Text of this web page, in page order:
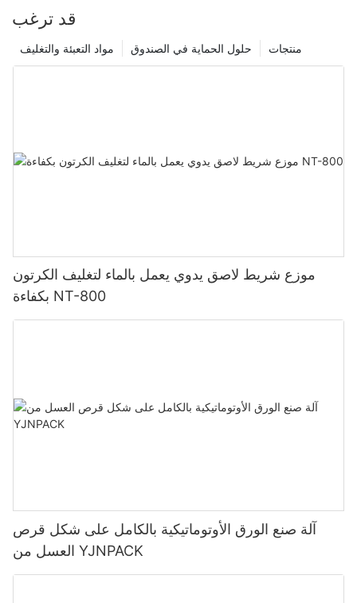
قد ترغب
منتجات حلول الحماية في الصندوق مواد التعبئة والتغليف
موزع شريط لاصق يدوي يعمل بالماء لتغليف الكرتون
بكفاءة NT-800
آلة صنع الورق الأوتوماتيكية بالكامل على شكل قرص
العسل من YJNPACK